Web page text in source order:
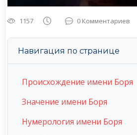
1157 0 Комментариев
Навигация по странице
Происхождение имени Боря
Значение имени Боря
Нумерология имени Боря